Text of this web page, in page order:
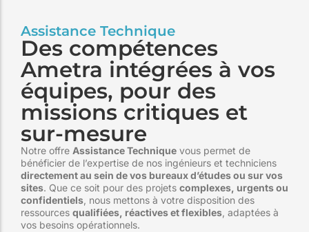
Assistance Technique
Des compétences
Ametra intégrées à vos
équipes, pour des
missions critiques et
sur-mesure
Notre offre Assistance Technique vous permet de
bénéficier de l’expertise de nos ingénieurs et techniciens
directement au sein de vos bureaux d’études ou sur vos
sites. Que ce soit pour des projets complexes, urgents ou
confidentiels, nous mettons à votre disposition des
ressources qualifiées, réactives et flexibles, adaptées à
vos besoins opérationnels.